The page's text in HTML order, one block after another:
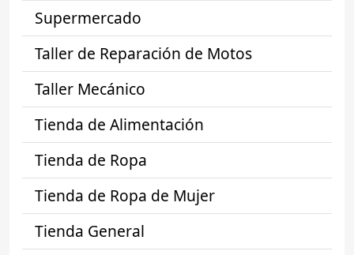
Supermercado
Taller de Reparación de Motos
Taller Mecánico
Tienda de Alimentación
Tienda de Ropa
Tienda de Ropa de Mujer
Tienda General